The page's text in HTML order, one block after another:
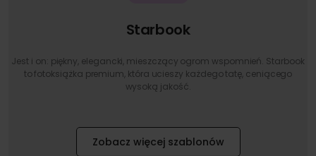
Starbook
Jest i on: piękny, elegancki, mieszczący ogrom wspomnień. Starbook
to fotoksiążka premium, która ucieszy każdego tatę, ceniącego
wysoką jakość.
Zobacz więcej szablonów